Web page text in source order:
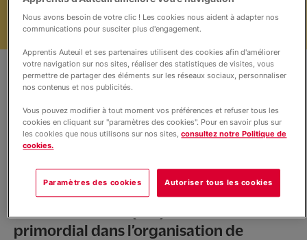
Internat éducatif et scolaire
Vie du site
Informations
Laëtitia Simonutti, maîtresse de maison - 2023 - © David
Betzinger / Apprentis d'Auteuil
primordial dans l’organisation de
Nous avons besoin de votre clic ! Les cookies nous aident à adapter nos
communications pour susciter plus d'engagement.
Apprentis Auteuil et ses partenaires utilisent des cookies afin d'améliorer
votre navigation sur nos sites, réaliser des statistiques de visites, vous
permettre de partager des éléments sur les réseaux sociaux, personnaliser
nos contenus et nos publicités.
Vous pouvez modifier à tout moment vos préférences et refuser tous les
cookies en cliquant sur "paramètres des cookies". Pour en savoir plus sur
les cookies que nous utilisons sur nos sites,consultez notre Politique de
cookies.
Paramètres des cookies Autoriser tous les cookies